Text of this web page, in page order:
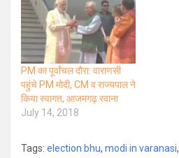
PM का पूर्वांचल दौरा: वाराणसी
पहुंचे PM मोदी, CM व राज्यपाल ने
किया स्वागत, आजमगढ़ रवाना
July 14, 2018
Tags: election bhu, modi in varanasi,